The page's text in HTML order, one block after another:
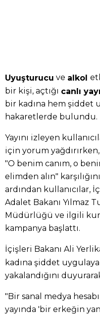
Uyuşturucu ve alkol
bir kişi, açtığı canlı
bir kadına hem şiddet
hakaretlerde bulundu.
Yayını izleyen
için yorum
"O benim canım, o
elimden alın"
ardından kullanıcılar,
Adalet Bakanı Yılmaz
Müdürlüğü ve ilgili
kampanya başlattı.
İçişleri Bakanı Ali
kadına şiddet
yakalandığını
"Bir sanal medya
yayında 'bir erkeğin